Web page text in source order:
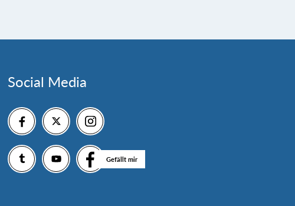
Social Media
Gefällt mir